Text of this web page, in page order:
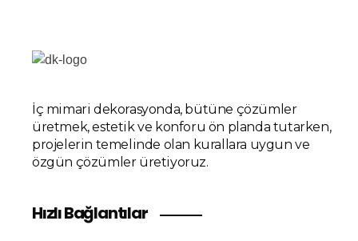
İç mimari dekorasyonda, bütüne çözümler
üretmek, estetik ve konforu ön planda tutarken,
projelerin temelinde olan kurallara uygun ve
özgün çözümler üretiyoruz.
Hızlı Bağlantılar